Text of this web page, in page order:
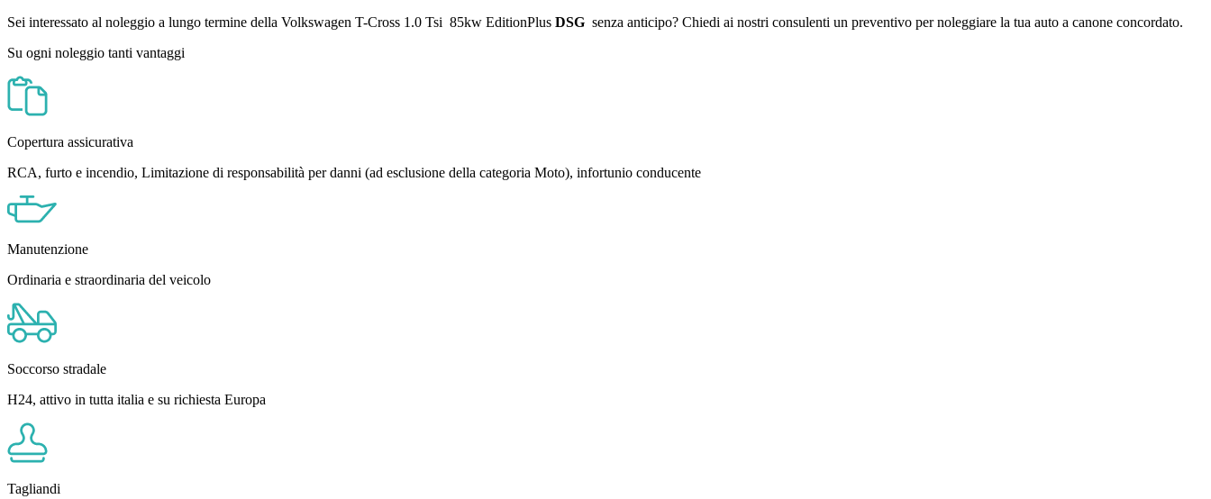
Sei interessato al noleggio a lungo termine della Volkswagen T-Cross 1.0 Tsi 85kw EditionPlus DSG senza anticipo? Chiedi ai nostri consulenti un preventivo per noleggiare la tua auto a canone concordato.
Su ogni noleggio tanti vantaggi
Copertura assicurativa
RCA, furto e incendio, Limitazione di responsabilità per danni (ad esclusione della categoria Moto), infortunio conducente
Manutenzione
Ordinaria e straordinaria del veicolo
Soccorso stradale
H24, attivo in tutta italia e su richiesta Europa
Tagliandi